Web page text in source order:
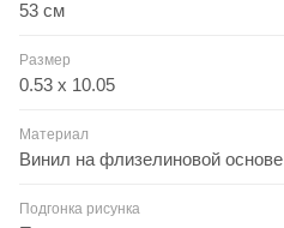
53 см
Размер
0.53 x 10.05
Материал
Винил на флизелиновой основе
Подгонка рисунка